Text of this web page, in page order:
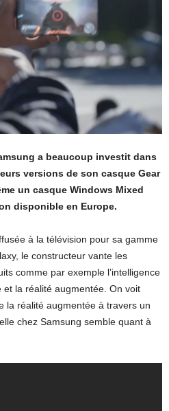
a beaucoup investit dans
versions de son casque Gear
un casque Windows Mixed
disponible en Europe.
à la télévision pour sa gamme
le constructeur vante les
comme par exemple l’intelligence
la réalité augmentée. On voit
la réalité augmentée à travers un
chez Samsung semble quant à